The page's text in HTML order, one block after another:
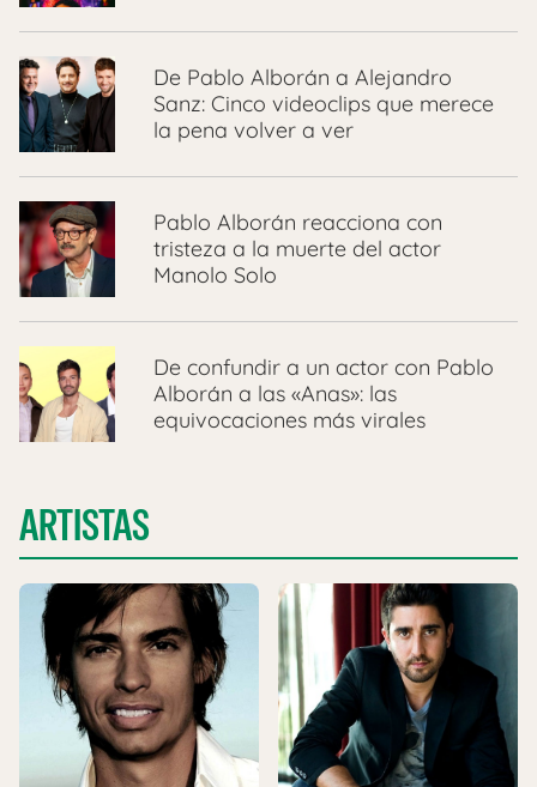
De Pablo Alborán a Alejandro
Sanz: Cinco videoclips que merece
la pena volver a ver
Pablo Alborán reacciona con
tristeza a la muerte del actor
Manolo Solo
De confundir a un actor con Pablo
Alborán a las «Anas»: las
equivocaciones más virales
ARTISTAS